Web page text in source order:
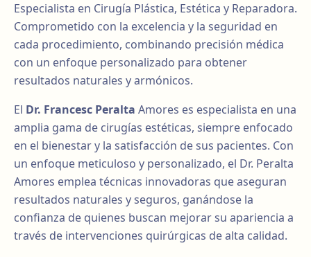
Especialista en Cirugía Plástica, Estética y Reparadora.
Comprometido con la excelencia y la seguridad en
cada procedimiento, combinando precisión médica
con un enfoque personalizado para obtener
resultados naturales y armónicos.
El Dr. Francesc Peralta Amores es especialista en una
amplia gama de cirugías estéticas, siempre enfocado
en el bienestar y la satisfacción de sus pacientes. Con
un enfoque meticuloso y personalizado, el Dr. Peralta
Amores emplea técnicas innovadoras que aseguran
resultados naturales y seguros, ganándose la
confianza de quienes buscan mejorar su apariencia a
través de intervenciones quirúrgicas de alta calidad.